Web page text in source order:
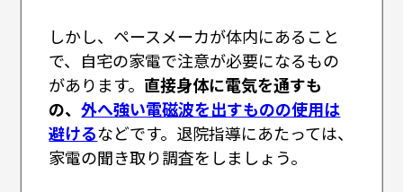
しかし、ペースメーカが体内にあること
で、自宅の家電で注意が必要になるもの
があります。 直接身体に電気を通すも
の、外へ強い電磁波を出すものの使用は
避けるなどです。退院指導にあたっては、
家電の聞き取り調査をしましょう。